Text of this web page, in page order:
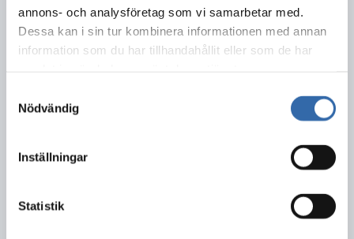
annons- och analysföretag som vi samarbetar med.
Dessa kan i sin tur kombinera informationen med annan
information som du har tillhandahållit eller som de har
Nödvändig
Inställningar
Statistik
Hjälplinjen – tillfälligt psykologiskt stöd
Ring 0771-22 00 60
Tilia – Tillsammans för ungas psykiska hälsa
Anhöriglinjen